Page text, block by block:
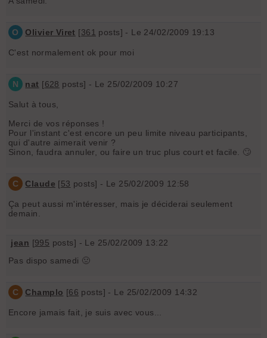
O Olivier Viret [361 posts] - Le 24/02/2009 19:13
C'est normalement ok pour moi
N nat [628 posts] - Le 25/02/2009 10:27
Salut à tous,
Merci de vos réponses !
Pour l'instant c'est encore un peu limite niveau participants,
qui d'autre aimerait venir ?
Sinon, faudra annuler, ou faire un truc plus court et facile. 🙄
C Claude [53 posts] - Le 25/02/2009 12:58
Ça peut aussi m'intéresser, mais je déciderai seulement
demain.
jean [995 posts] - Le 25/02/2009 13:22
Pas dispo samedi 🤢
C Champlo [66 posts] - Le 25/02/2009 14:32
Encore jamais fait, je suis avec vous...